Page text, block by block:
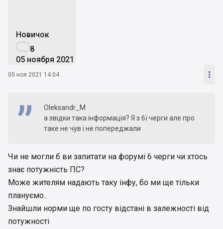
Новичок
8
05 ноября 2021
05 ноя 2021 14:04 
Oleksandr_M
а звідки така інформація? Я з 6ї черги але про
таке не чув і не попереджали
Чи не могли б ви запитати на форумі 6 черги чи хтось
знає потужність ПС?
Може жителям надають таку інфу, бо ми ще тільки
плануємо..
Знайшли норми ще по госту відстані в залежності від
потужності